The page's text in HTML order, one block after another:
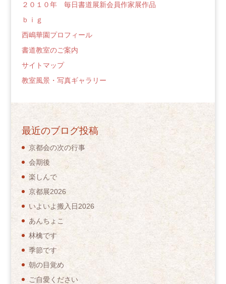
２０１０年 毎日書道展新会員作家展作品
ｂｉｇ
西嶋華園プロフィール
書道教室のご案内
サイトマップ
教室風景・写真ギャラリー
最近のブログ投稿
京都会の次の行事
会期後
楽しんで
京都展2026
いよいよ搬入日2026
あんちょこ
林檎です
季節です
朝の目覚め
ご自愛ください